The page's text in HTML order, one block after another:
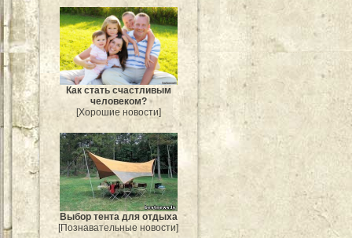
Как стать счастливым
человеком?
[Хорошие новости]
Выбор тента для отдыха
[Познавательные новости]